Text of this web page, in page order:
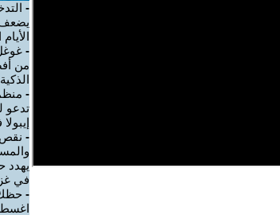
-
يضعف
-
من
الذكية
-
تدعو
- نقص
يهدد
في
-